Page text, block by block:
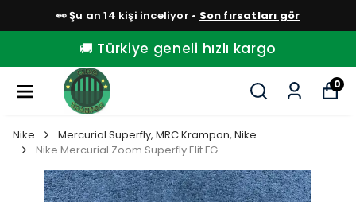
🚚 Türkiye geneli hızlı kargo
0
Nike
Mercurial Superfly, MRC Krampon, Nike
Nike Mercurial Zoom Superfly Elit FG
👀 Şu an 14 kişi inceliyor • Son fırsatları gör